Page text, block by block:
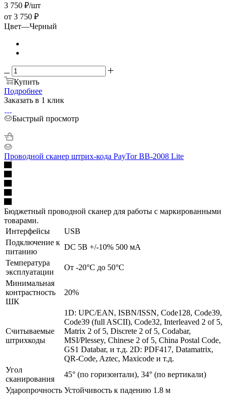
3 750 ₽/шт
от 3 750 ₽
Цвет—Черный
Купить
Подробнее
Заказать в 1 клик
Быстрый просмотр
Проводной сканер штрих-кода PayTor BB-2008 Lite
Бюджетный проводной сканер для работы с маркированными
товарами.
Интерфейсы
USB
Подключение к
питанию
DC 5В +/-10% 500 мА
Температура
эксплуатации
От -20°C до 50°C
Минимальная
контрастность
ШК
20%
Считываемые
штрихкоды
1D: UPC/EAN, ISBN/ISSN, Code128, Code39,
Code39 (full ASCII), Code32, Interleaved 2 of 5,
Matrix 2 of 5, Discrete 2 of 5, Codabar,
MSI/Plessey, Chinese 2 of 5, China Postal Code,
GS1 Databar, и т.д. 2D: PDF417, Datamatrix,
QR-Code, Aztec, Maxicode и т.д.
Угол
сканирования
45° (по горизонтали), 34° (по вертикали)
Ударопрочность Устойчивость к падению 1.8 м